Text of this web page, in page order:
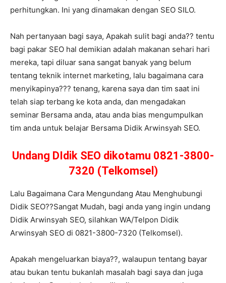
perhitungkan. Ini yang dinamakan dengan SEO SILO.
Nah pertanyaan bagi saya, Apakah sulit bagi anda?? tentu
bagi pakar SEO hal demikian adalah makanan sehari hari
mereka, tapi diluar sana sangat banyak yang belum
tentang teknik internet marketing, lalu bagaimana cara
menyikapinya??? tenang, karena saya dan tim saat ini
telah siap terbang ke kota anda, dan mengadakan
seminar Bersama anda, atau anda bias mengumpulkan
tim anda untuk belajar Bersama Didik Arwinsyah SEO.
Undang DIdik SEO dikotamu 0821-3800-
7320 (Telkomsel)
Lalu Bagaimana Cara Mengundang Atau Menghubungi
Didik SEO??Sangat Mudah, bagi anda yang ingin undang
Didik Arwinsyah SEO, silahkan WA/Telpon Didik
Arwinsyah SEO di 0821-3800-7320 (Telkomsel).
Apakah mengeluarkan biaya??, walaupun tentang bayar
atau bukan tentu bukanlah masalah bagi saya dan juga